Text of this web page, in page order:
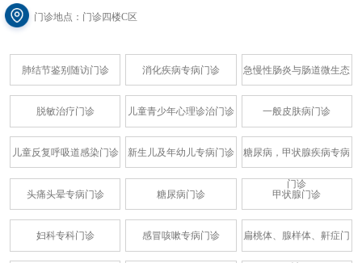
门诊地点：门诊四楼C区
肺结节鉴别随访门诊 消化疾病专病门诊 急慢性肠炎与肠道微生态
脱敏治疗门诊 儿童青少年心理诊治门诊 一般皮肤病门诊
儿童反复呼吸道感染门诊 新生儿及年幼儿专病门诊 糖尿病，甲状腺疾病专病
门诊
头痛头晕专病门诊
糖尿病门诊 甲状腺门诊
妇科专科门诊 感冒咳嗽专病门诊 扁桃体、腺样体、鼾症门